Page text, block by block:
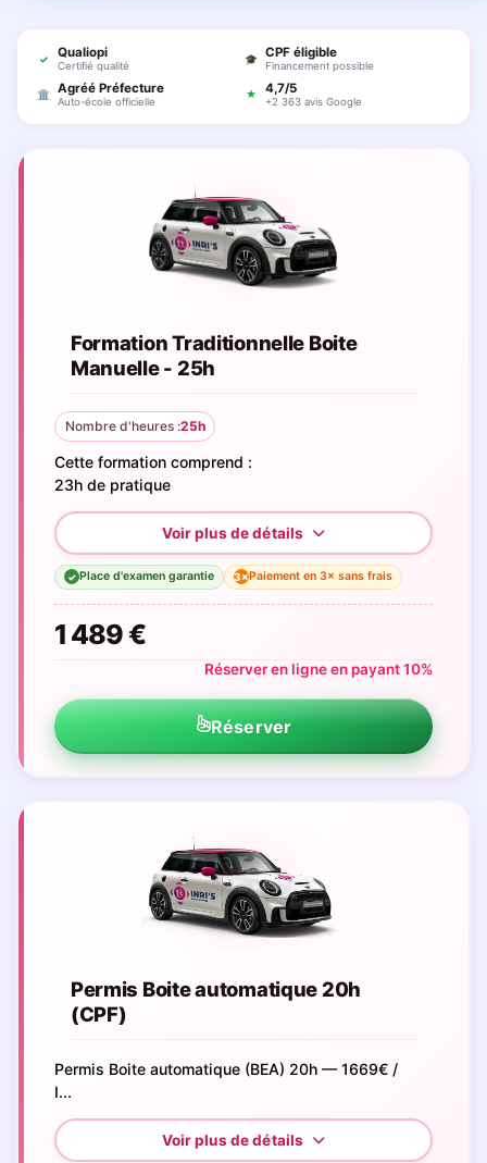
✓ Qualiopi
Certifié qualité
🎓 CPF éligible
Financement possible
🏛 Agréé Préfecture
Auto-école officielle
★ 4,7/5
+2 363 avis Google
Formation Traditionnelle Boite
Manuelle - 25h
Nombre d'heures :25h
Cette formation comprend :
23h de pratique
✓ Place d'examen garantie 3×Paiement en 3× sans frais
1 489 €
Réserver en ligne en payant 10%
Réserver
Permis Boite automatique 20h
(CPF)
Permis Boite automatique (BEA) 20h — 1669€ /
I...